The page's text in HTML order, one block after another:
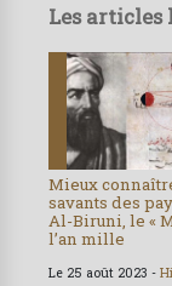
Les articles
Mieux
savants des
Al-Biruni, le «
l’an mille
Le 25 août 2023 -